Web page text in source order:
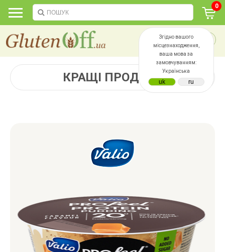
Згідно вашого
місцезнаходження,
ваша мова за
замовчуванням:
Українська
0
КРАЩІ ПРОДАЖІ